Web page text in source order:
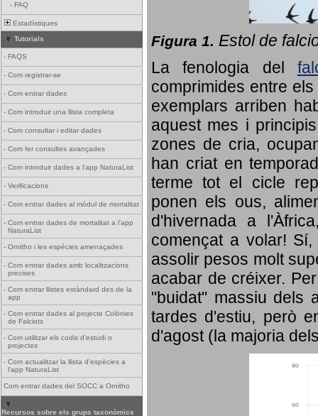
- FAQ
Estadístiques
Tutorials
- FAQS
- Com registrar-se
- Com entrar dades
- Com introduir una llista completa
- Com consultar i editar dades
- Com fer consultes avançades
- Com introduir dades a l'app NaturaList
- Verificacions
- Com entrar dades al mòdul de mortalitat
- Com entrar dades de mortalitat a l'app
NaturaList
- Ornitho i les espècies amenaçades
- Com entrar dades amb localitzacions
precises
- Com entrar llistes estàndard des de la
app
- Com entrar dades al projecte Colònies
de Falciots
- Com utilitzar els codis d'estudi o
projectes
- Com actualitzar la llista d'espècies a
l'app NaturaList
Com entrar dades del SOCC a Ornitho
Recursos sobre els grups taxonòmics
Figura 1. Estol de
La fenologia del
comprimides entre
exemplars arriben
aquest mes i
zones de cria,
han criat en
terme tot el cicle
ponen els ous,
d'hivernada a
començat a volar!
assolir pesos molt
acabar de créixer.
"buidat" massiu dels
tardes d'estiu, però
d'agost (la majoria